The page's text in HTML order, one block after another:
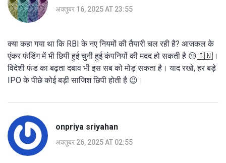
अक्तूबर 16, 2025 AT 23:55
क्या कहा गया था कि RBI के नए नियमों की तैयारी चल रही है? आजकल के
एंकर फंडिंग में भी छिपी हुई चुनी हुई कंपनियों की मदद हो सकती है 😒🇮🇳।
विदेशी फंड का बढ़ता दबाव भी इस सब को मोड़ सकता है। याद रखो, हर बड़े
IPO के पीछे कोई बड़ी साजिश छिपी होती है 😉।
onpriya sriyahan
अक्तूबर 26, 2025 AT 02:55